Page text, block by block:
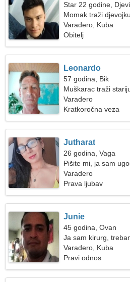
Star 22 godine,
Momak traži
Varadero, Kuba
Obitelj
Leonardo
57 godina, Bik
Muškarac traži
Varadero
Kratkoročna veza
Jutharat
26 godina, Vaga
Pišite mi, ja sam
Varadero
Prava ljubav
Junie
45 godina, Ovan
Ja sam kirurg,
Varadero, Kuba
Pravi odnos